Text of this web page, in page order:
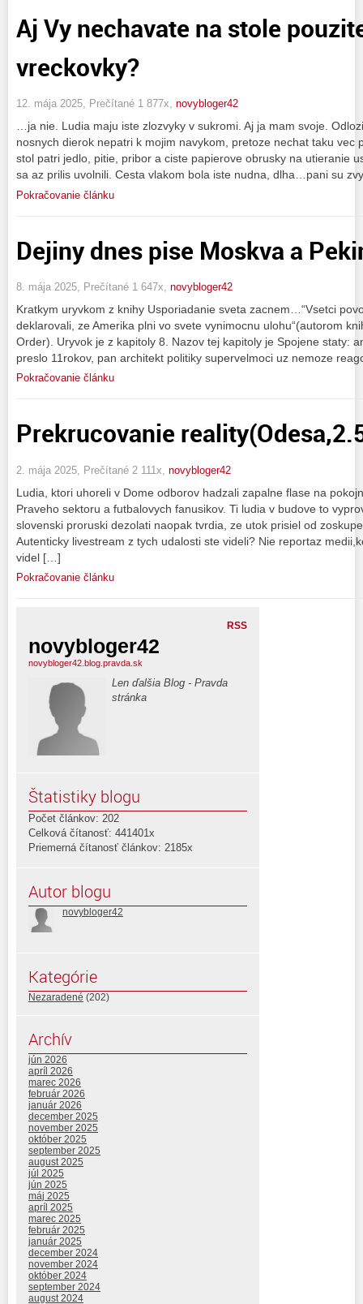
Aj Vy nechavate na stole
vreckovky?
12. mája 2025, Prečítané 1 877x, novybloger42
…ja nie. Ludia maju iste zlozvyky v sukromi. Aj ja mam svoje.
nosnych dierok nepatri k mojim navykom, pretoze nechat taku vec
stol patri jedlo, pitie, pribor a ciste papierove obrusky na utieranie
sa az prilis uvolnili. Cesta vlakom bola iste nudna, dlha…pani su
Pokračovanie článku
Dejiny dnes pise Moskva a
8. mája 2025, Prečítané 1 647x, novybloger42
Kratkym uryvkom z knihy Usporiadanie sveta zacnem…“Vsetci
deklarovali, ze Amerika plni vo svete vynimocnu ulohu“(autorom
Order). Uryvok je z kapitoly 8. Nazov tej kapitoly je Spojene staty:
preslo 11rokov, pan architekt politiky supervelmoci uz nemoze
Pokračovanie článku
Prekrucovanie
2. mája 2025, Prečítané 2 111x, novybloger42
Ludia, ktori uhoreli v Dome odborov hadzali zapalne flase na
Praveho sektoru a futbalovych fanusikov. Ti ludia v budove to
slovenski proruski dezolati naopak tvrdia, ze utok prisiel od
Autenticky livestream z tych udalosti ste videli? Nie reportaz
videl […]
Pokračovanie článku
RSS
novybloger42
novybloger42.blog.pravda.sk
Len ďalšia Blog - Pravda
stránka
Štatistiky blogu
Počet článkov: 202
Celková čítanosť: 441401x
Priemerná čítanosť článkov: 2185x
Autor blogu
novybloger42
Kategórie
Nezaradené (202)
Archív
jún 2026
apríl 2026
marec 2026
február 2026
január 2026
december 2025
november 2025
október 2025
september 2025
august 2025
júl 2025
jún 2025
máj 2025
apríl 2025
marec 2025
február 2025
január 2025
december 2024
november 2024
október 2024
september 2024
august 2024